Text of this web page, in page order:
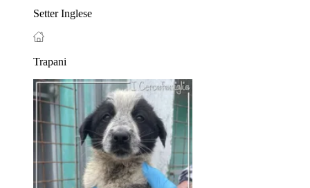
Setter Inglese
Trapani